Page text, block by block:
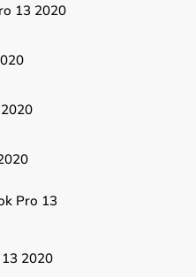
13 2020
Pro 13
2020